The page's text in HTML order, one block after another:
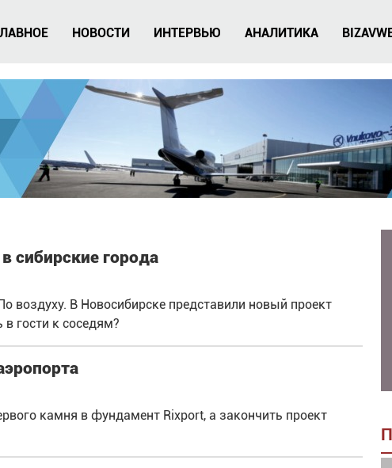
НОВОСТИ ИНТЕРВЬЮ АНАЛИТИКА
сибирские города
воздуху. В Новосибирске представили новый проект
гости к соседям?
камня в фундамент Rixport, а закончить проект